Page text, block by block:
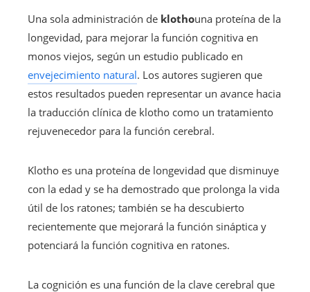
Una sola administración de klothouna proteína de la
longevidad, para mejorar la función cognitiva en
monos viejos, según un estudio publicado en
envejecimiento natural. Los autores sugieren que
estos resultados pueden representar un avance hacia
la traducción clínica de klotho como un tratamiento
rejuvenecedor para la función cerebral.
Klotho es una proteína de longevidad que disminuye
con la edad y se ha demostrado que prolonga la vida
útil de los ratones; también se ha descubierto
recientemente que mejorará la función sináptica y
potenciará la función cognitiva en ratones.
La cognición es una función de la clave cerebral que